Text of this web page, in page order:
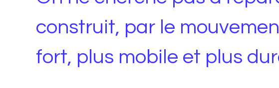
construit, par le
fort, plus mobile et plus